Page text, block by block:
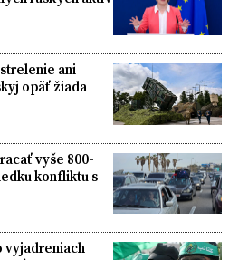
ani
opäť žiada
vyše 800-
konfliktu s
vyjadreniach